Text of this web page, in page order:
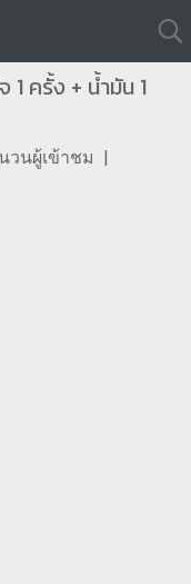
1 ครั้ง + น้ำมัน 1
วนผู้เข้าชม |